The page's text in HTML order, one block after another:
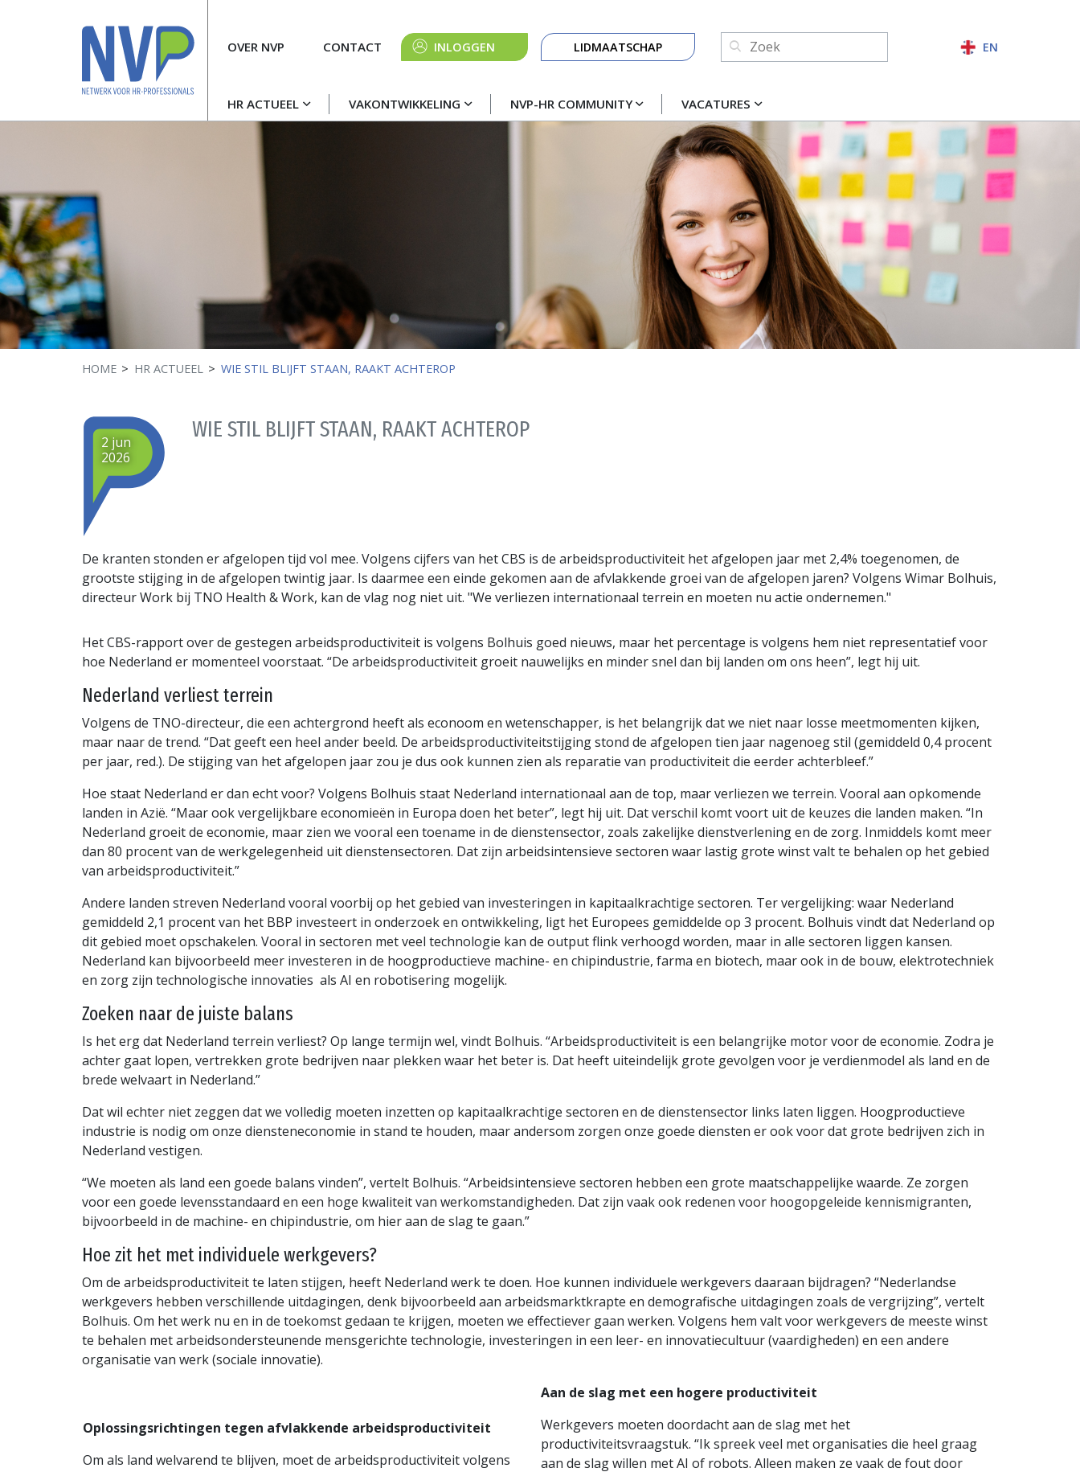
Hoofdnavigatie
HR ACTUEEL VAKONTWIKKELING NVP-HR COMMUNITY VACATURES
MetaOVER NVP CONTACT INLOGGEN
Knop
navigatie
LIDMAATSCHAP Zoeken:
ZOEKEN
EN
HOME HR ACTUEEL WIE STIL BLIJFT STAAN, RAAKT ACHTEROP
WIE STIL BLIJFT STAAN, RAAKT ACHTEROP
2 jun
2026
De kranten stonden er afgelopen tijd vol mee. Volgens cijfers van het CBS is de arbeidsproductiviteit het afgelopen jaar met 2,4% toegenomen, de
grootste stijging in de afgelopen twintig jaar. Is daarmee een einde gekomen aan de afvlakkende groei van de afgelopen jaren? Volgens Wimar Bolhuis,
directeur Work bij TNO Health & Work, kan de vlag nog niet uit. "We verliezen internationaal terrein en moeten nu actie ondernemen."
Het CBS-rapport over de gestegen arbeidsproductiviteit is volgens Bolhuis goed nieuws, maar het percentage is volgens hem niet representatief voor
hoe Nederland er momenteel voorstaat. “De arbeidsproductiviteit groeit nauwelijks en minder snel dan bij landen om ons heen”, legt hij uit.
Nederland verliest terrein
Volgens de TNO-directeur, die een achtergrond heeft als econoom en wetenschapper, is het belangrijk dat we niet naar losse meetmomenten kijken,
maar naar de trend. “Dat geeft een heel ander beeld. De arbeidsproductiviteitstijging stond de afgelopen tien jaar nagenoeg stil (gemiddeld 0,4 procent
per jaar, red.). De stijging van het afgelopen jaar zou je dus ook kunnen zien als reparatie van productiviteit die eerder achterbleef.”
Hoe staat Nederland er dan echt voor? Volgens Bolhuis staat Nederland internationaal aan de top, maar verliezen we terrein. Vooral aan opkomende
landen in Azië. “Maar ook vergelijkbare economieën in Europa doen het beter”, legt hij uit. Dat verschil komt voort uit de keuzes die landen maken. “In
Nederland groeit de economie, maar zien we vooral een toename in de dienstensector, zoals zakelijke dienstverlening en de zorg. Inmiddels komt meer
dan 80 procent van de werkgelegenheid uit dienstensectoren. Dat zijn arbeidsintensieve sectoren waar lastig grote winst valt te behalen op het gebied
van arbeidsproductiviteit.”
Andere landen streven Nederland vooral voorbij op het gebied van investeringen in kapitaalkrachtige sectoren. Ter vergelijking: waar Nederland
gemiddeld 2,1 procent van het BBP investeert in onderzoek en ontwikkeling, ligt het Europees gemiddelde op 3 procent. Bolhuis vindt dat Nederland op
dit gebied moet opschakelen. Vooral in sectoren met veel technologie kan de output flink verhoogd worden, maar in alle sectoren liggen kansen.
Nederland kan bijvoorbeeld meer investeren in de hoogproductieve machine- en chipindustrie, farma en biotech, maar ook in de bouw, elektrotechniek
en zorg zijn technologische innovaties als AI en robotisering mogelijk.
Zoeken naar de juiste balans
Is het erg dat Nederland terrein verliest? Op lange termijn wel, vindt Bolhuis. “Arbeidsproductiviteit is een belangrijke motor voor de economie. Zodra je
achter gaat lopen, vertrekken grote bedrijven naar plekken waar het beter is. Dat heeft uiteindelijk grote gevolgen voor je verdienmodel als land en de
brede welvaart in Nederland.”
Dat wil echter niet zeggen dat we volledig moeten inzetten op kapitaalkrachtige sectoren en de dienstensector links laten liggen. Hoogproductieve
industrie is nodig om onze diensteneconomie in stand te houden, maar andersom zorgen onze goede diensten er ook voor dat grote bedrijven zich in
Nederland vestigen.
“We moeten als land een goede balans vinden”, vertelt Bolhuis. “Arbeidsintensieve sectoren hebben een grote maatschappelijke waarde. Ze zorgen
voor een goede levensstandaard en een hoge kwaliteit van werkomstandigheden. Dat zijn vaak ook redenen voor hoogopgeleide kennismigranten,
bijvoorbeeld in de machine- en chipindustrie, om hier aan de slag te gaan.”
Hoe zit het met individuele werkgevers?
Om de arbeidsproductiviteit te laten stijgen, heeft Nederland werk te doen. Hoe kunnen individuele werkgevers daaraan bijdragen? “Nederlandse
werkgevers hebben verschillende uitdagingen, denk bijvoorbeeld aan arbeidsmarktkrapte en demografische uitdagingen zoals de vergrijzing”, vertelt
Bolhuis. Om het werk nu en in de toekomst gedaan te krijgen, moeten we effectiever gaan werken. Volgens hem valt voor werkgevers de meeste winst
te behalen met arbeidsondersteunende mensgerichte technologie, investeringen in een leer- en innovatiecultuur (vaardigheden) en een andere
organisatie van werk (sociale innovatie).
Oplossingsrichtingen tegen afvlakkende arbeidsproductiviteit
Om als land welvarend te blijven, moet de arbeidsproductiviteit volgens
Aan de slag met een hogere productiviteit
Werkgevers moeten doordacht aan de slag met het
productiviteitsvraagstuk. “Ik spreek veel met organisaties die heel graag
aan de slag willen met AI of robots. Alleen maken ze vaak de fout door